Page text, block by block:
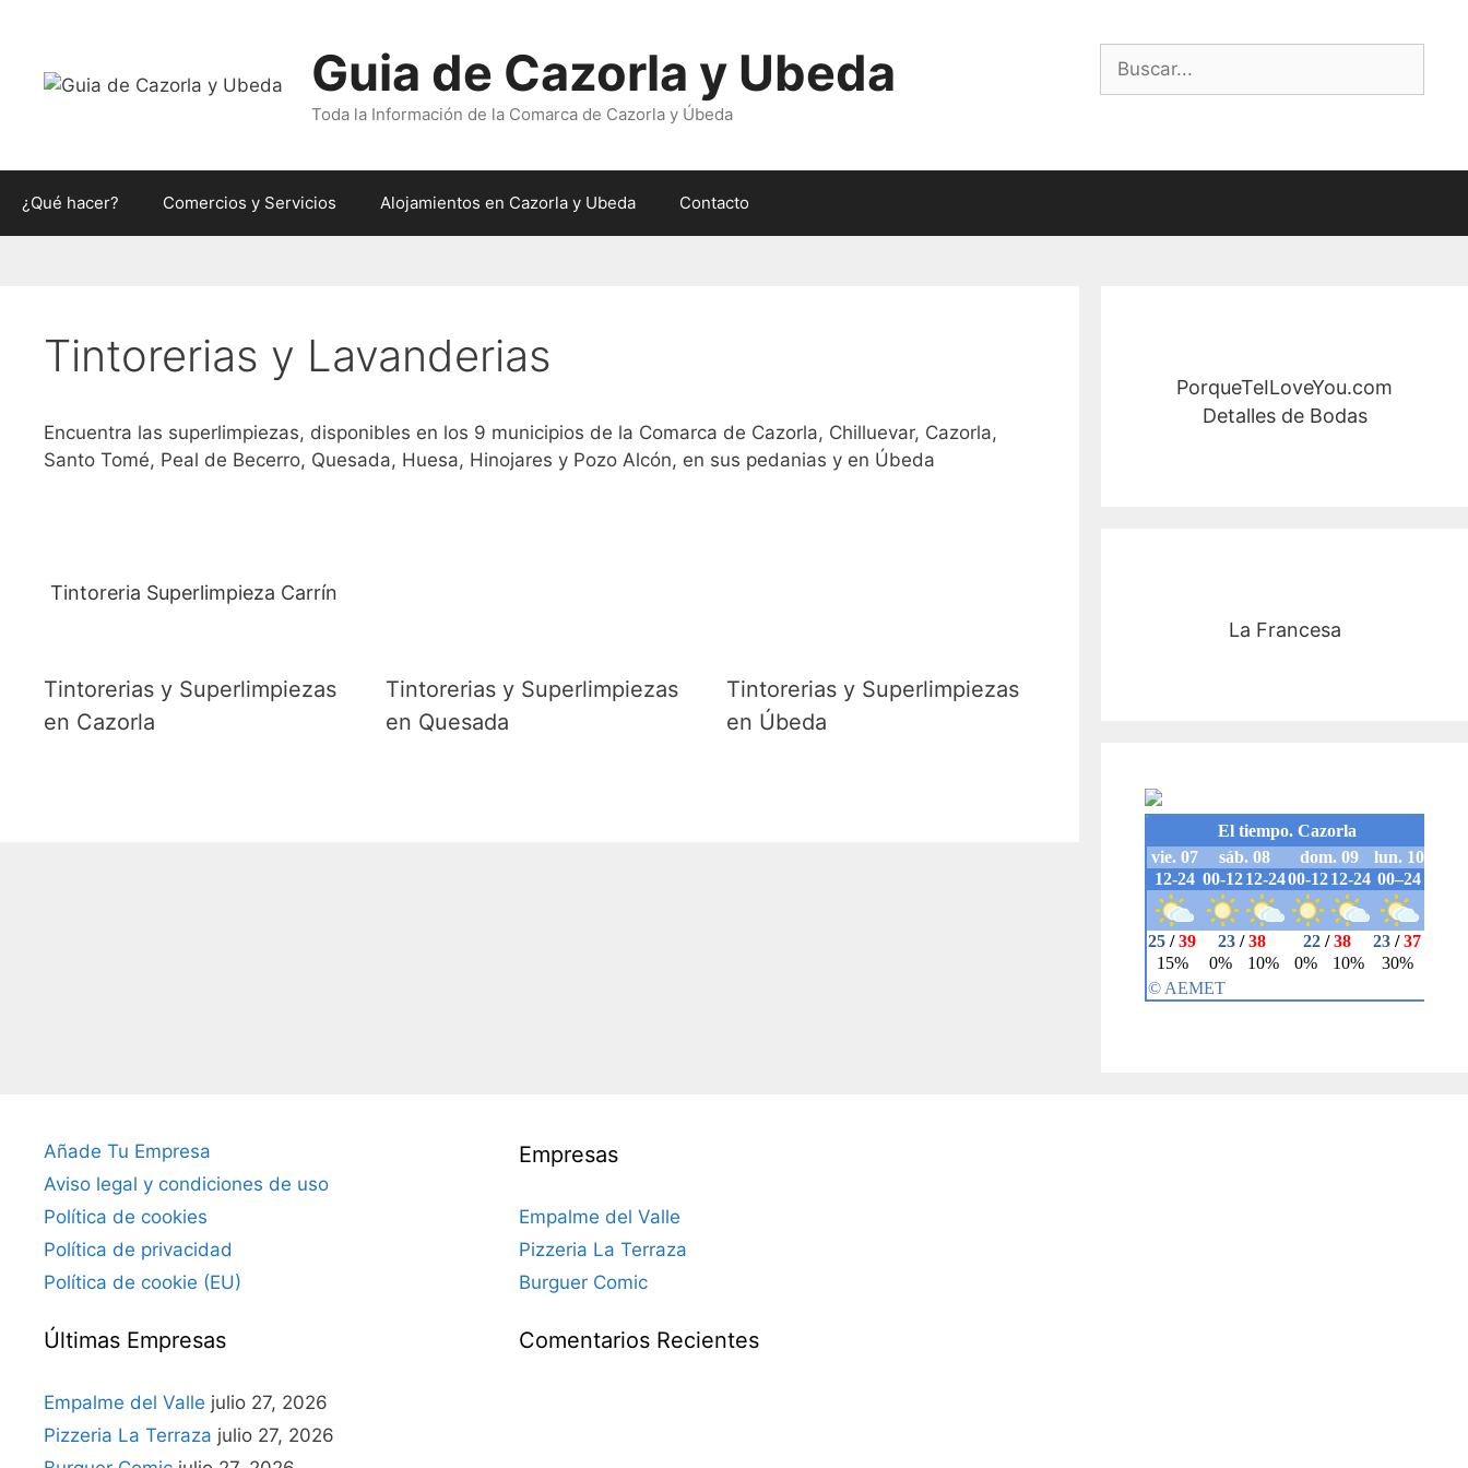
contenido
Buscar:
Guia de Cazorla y Ubeda
Toda la Información de la Comarca de Cazorla y Úbeda
¿Qué hacer? Comercios y Servicios Alojamientos en Cazorla y Ubeda Contacto
Tintorerias y Lavanderias
Encuentra las superlimpiezas, disponibles en los 9 municipios de la Comarca de Cazorla, Chilluevar, Cazorla,
Santo Tomé, Peal de Becerro, Quesada, Huesa, Hinojares y Pozo Alcón, en sus pedanias y en Úbeda
Tintoreria Superlimpieza Carrín
Tintorerias y Superlimpiezas
en Cazorla
Tintorerias y Superlimpiezas
en Quesada
Tintorerias y Superlimpiezas
en Úbeda
PorqueTeILoveYou.com
Detalles de Bodas
La Francesa
Añade Tu Empresa
Aviso legal y condiciones de uso
Política de cookies
Política de privacidad
Política de cookie (EU)
Últimas Empresas
Empalme del Valle julio 27, 2026
Pizzeria La Terraza julio 27, 2026
Empresas
Empalme del Valle
Pizzeria La Terraza
Burguer Comic
Comentarios Recientes